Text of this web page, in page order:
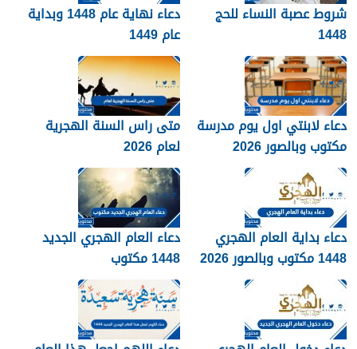
شروط عصبة النساء للحج
1448
دعاء نهاية عام 1448 وبداية
عام 1449
دعاء لابنتي اول يوم مدرسة
مكتوب وبالصور 2026
متى راس السنة الهجرية
لعام 2026
دعاء بداية العام الهجري
1448 مكتوب وبالصور 2026
دعاء العام الهجري الجديد
1448 مكتوب